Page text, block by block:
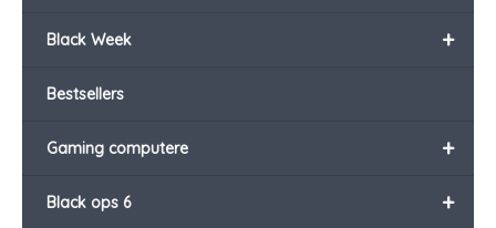
+
Black Week
Bestsellers
+
Gaming computere
+
Black ops 6